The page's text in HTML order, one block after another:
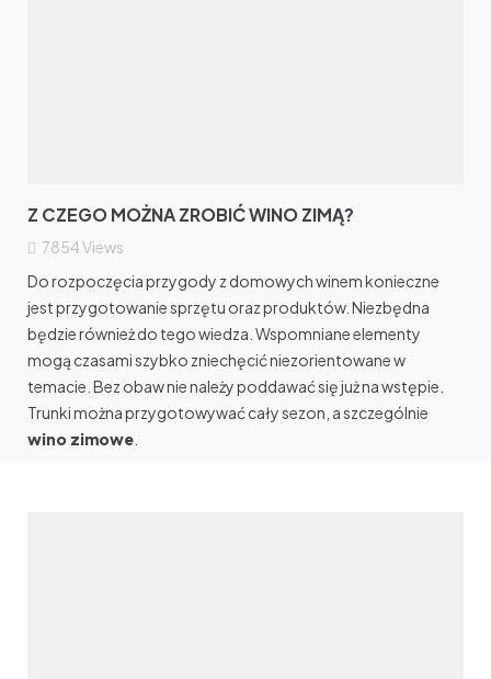
Z CZEGO MOŻNA ZROBIĆ WINO ZIMĄ?
7854Views
Do rozpoczęcia przygody z domowych winem konieczne
jest przygotowanie sprzętu oraz produktów. Niezbędna
będzie również do tego wiedza. Wspomniane elementy
mogą czasami szybko zniechęcić niezorientowane w
temacie. Bez obaw nie należy poddawać się już na wstępie.
Trunki można przygotowywać cały sezon, a szczególnie
wino zimowe